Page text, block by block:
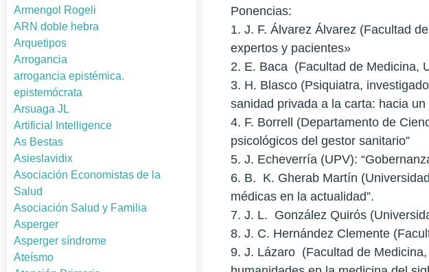
Armengol Rogeli
ARN doble hebra
Arquetipos
Arrogancia
arrogancia epistémica.
epistemócrata
Arsuaga JL
Artificial Intelligence
As Bestas
Asieslavidix
Asociación Economistas de la
Salud
Asociación Salud y Familia
Asperger
Asperger síndrome
Ateísmo
Ponencias:
1. J. F. Álvarez Álvarez (Facultad
expertos y pacientes»
2. E. Baca (Facultad de Medicina,
3. H. Blasco (Psiquiatra,
sanidad privada a la carta: hacia un
4. F. Borrell (Departamento de
psicológicos del gestor sanitario”
5. J. Echeverría (UPV):
6. B. K. Gherab Martín
médicas en la actualidad”.
7. J. L. González Quirós
8. J. C. Hernández Clemente
9. J. Lázaro (Facultad de